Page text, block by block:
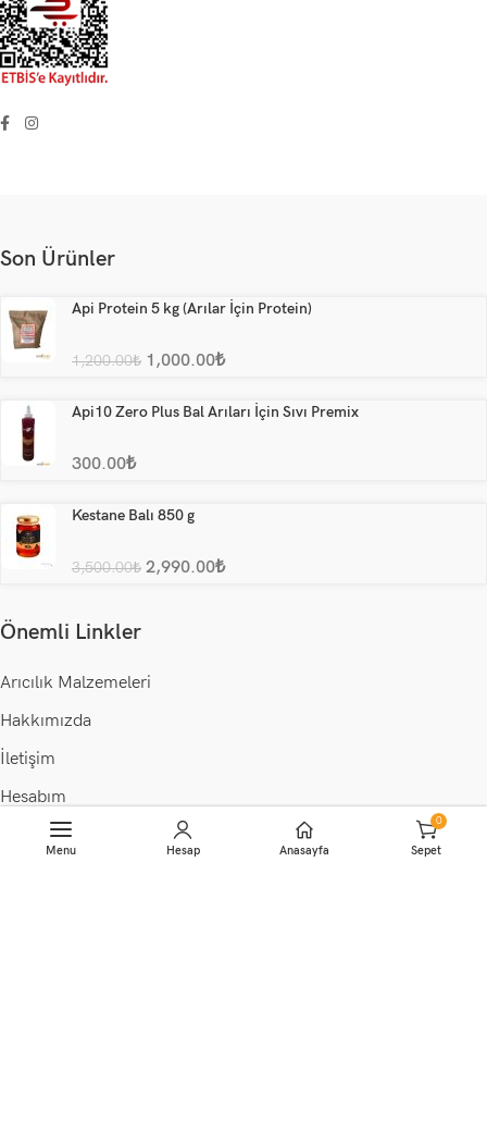
Son Ürünler
Api Protein 5 kg (Arılar İçin Protein)
1,200.00₺ 1,000.00₺
Api10 Zero Plus Bal Arıları İçin Sıvı Premix
300.00₺
Kestane Balı 850 g
3,500.00₺ 2,990.00₺
Önemli Linkler
Arıcılık Malzemeleri
Hakkımızda
İletişim
Hesabım
Favoriler
Menu Hesap Anasayfa
0
Sepet